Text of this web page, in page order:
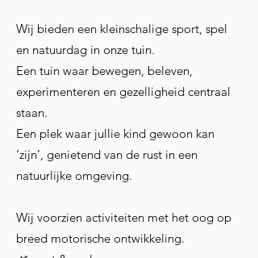
Wij bieden een kleinschalige sport, spel
en natuurdag in onze tuin.
Een tuin waar bewegen, beleven,
experimenteren en gezelligheid centraal
staan.
Een plek waar jullie kind gewoon kan
‘zijn’, genietend van de rust in een
natuurlijke omgeving.
Wij voorzien activiteiten met het oog op
breed motorische ontwikkeling.